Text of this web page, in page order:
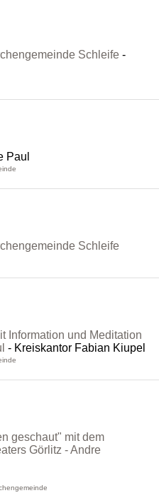
Schleife
Paul
Schleife
Information und Meditation
Kreiskantor Fabian Kiupel
geschaut" mit dem
Görlitz - Andre